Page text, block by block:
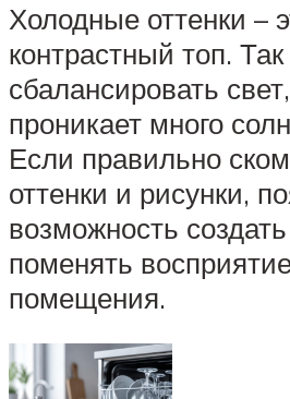
Холодные оттенки –
контрастный топ.
сбалансировать
проникает много
Если правильно
оттенки и рисунки,
возможность
поменять
помещения.